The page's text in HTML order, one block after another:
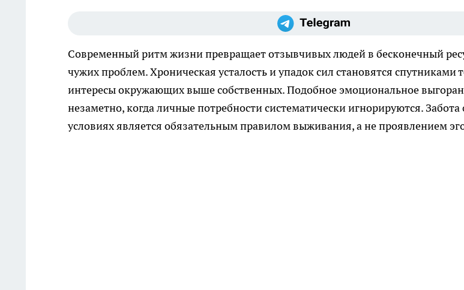
Современный ритм жизни превращает отзывчивых людей в бесконечный
чужих проблем. Хроническая усталость и упадок сил становятся спутниками
интересы окружающих выше собственных. Подобное эмоциональное
незаметно, когда личные потребности систематически игнорируются. Забота
условиях является обязательным правилом выживания, а не проявлением